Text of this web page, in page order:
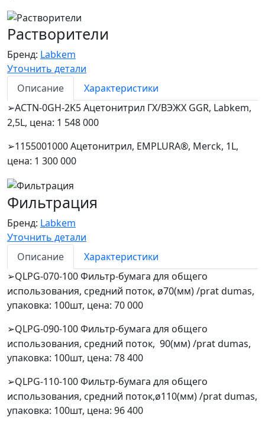
Растворители
Бренд: Labkem
Уточнить детали
Описание
Характеристики
➢ACTN-0GH-2K5 Ацетонитрил ГХ/ВЭЖХ GGR, Labkem,
2,5L, цена: 1 548 000
➢1155001000 Ацетонитрил, EMPLURA®, Merck, 1L,
цена: 1 300 000
Фильтрация
Бренд: Labkem
Уточнить детали
Описание
Характеристики
➢QLPG-070-100 Фильтр-бумага для общего
использования, средний поток, ø70(мм) /prat dumas,
упаковка: 100шт, цена: 70 000
➢QLPG-090-100 Фильтр-бумага для общего
использования, средний поток, 90(мм) /prat dumas,
упаковка: 100шт, цена: 78 400
➢QLPG-110-100 Фильтр-бумага для общего
использования, средний поток,ø110(мм) /prat dumas,
упаковка: 100шт, цена: 96 400